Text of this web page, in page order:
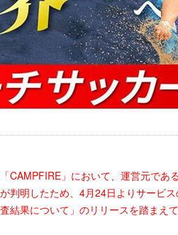
CAMPFIRE」において、運営元で
判明したため、4月24日よりサービ
結果について」のリリースを踏まえ